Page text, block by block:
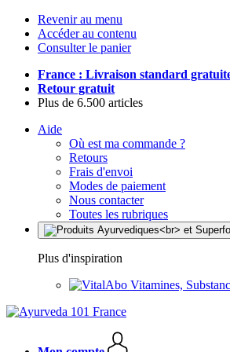
Revenir au menu
Accéder au contenu
Consulter le panier
France : Livraison standard
Retour gratuit
Plus de 6.500 articles
Aide
Où est ma commande ?
Retours
Frais d'envoi
Modes de paiement
Nous contacter
Toutes les rubriques
Plus d'inspiration
Vitamines,